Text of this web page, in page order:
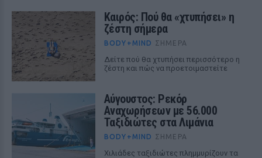
Καιρός: Πού θα «χτυπήσει» η
ζέστη σήμερα
BODY+MIND ΣΉΜΕΡΑ
Δείτε πού θα χτυπήσει περισσότερο η
ζέστη και πώς να προετοιμαστείτε
Αύγουστος: Ρεκόρ
Αναχωρήσεων με 56.000
Ταξιδιώτες στα Λιμάνια
BODY+MIND ΣΉΜΕΡΑ
Χιλιάδες ταξιδιώτες πλημμυρίζουν τα